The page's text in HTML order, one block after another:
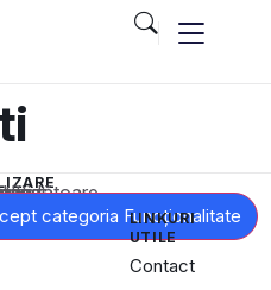
categoria Funcționalitate
LINKURI
UTILE
Contact